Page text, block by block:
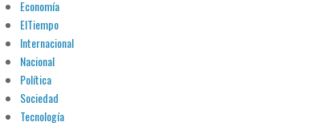
Economía
ElTiempo
Internacional
Nacional
Política
Sociedad
Tecnología